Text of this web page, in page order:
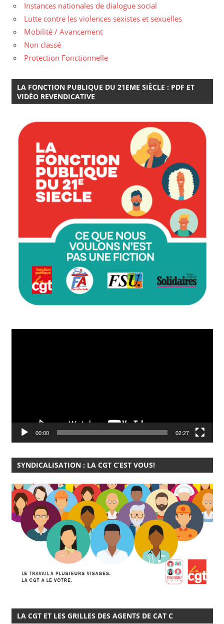
Instances nationales de dialogue social
Lutte contre les violences sexistes et sexuelles
Mobilité / Avancement
Non classé
Protection Fonctionnelle
LA FONCTION PUBLIQUE DU 21EME SIÈCLE : PDF ET
VIDÉO REVENDICATIVE
00:00 02:27
SYNDICALISATION : LA CGT C’EST VOUS!
LA CGT ET LES GRILLES DES AGENTS DE CAT C